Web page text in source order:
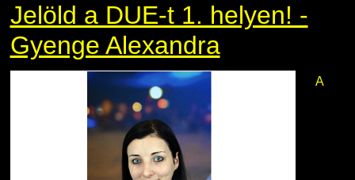
Jelöld a DUE-t 1. helyen! -
Gyenge Alexandra
A